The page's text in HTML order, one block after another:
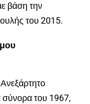
βάση την
του 2015.
σύνορα του 1967,